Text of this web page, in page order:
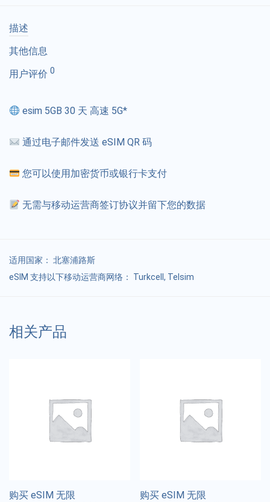
描述
其他信息
用户评价 0
esim 5GB 30 天 高速 5G*
通过电子邮件发送 eSIM QR 码
您可以使用加密货币或银行卡支付
无需与移动运营商签订协议并留下您的数据
适用国家： 北塞浦路斯
eSIM 支持以下移动运营商网络： Turkcell, Telsim
相关产品
购买 eSIM 无限
购买 eSIM 无限